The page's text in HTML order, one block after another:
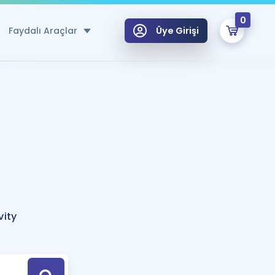
Faydalı Araçlar
Hesaplama Aracı
için Öneriler
Tek Takvimde
Üye Girişi
0
Hoca ile seni sınava hazırlayacak onlarca eğitim seni bekliyor!